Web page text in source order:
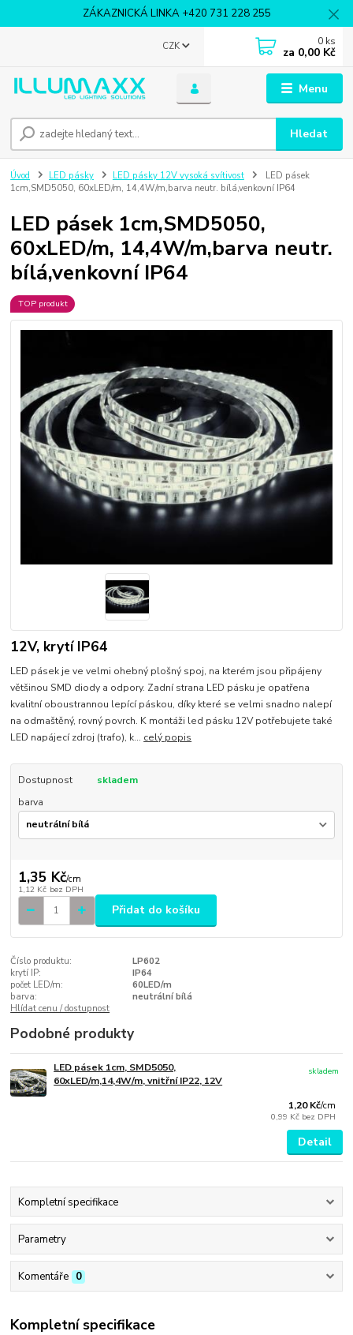
ZÁKAZNICKÁ LINKA +420 731 228 255
Menu
CZK
Hledat
0 ks
za 0,00 Kč
Úvod LED pásky LED pásky 12V vysoká svítivost
LED pásek
1cm,SMD5050, 60xLED/m, 14,4W/m,barva neutr. bílá,venkovní IP64
LED pásek 1cm,SMD5050,
60xLED/m, 14,4W/m,barva neutr.
bílá,venkovní IP64
TOP produkt
12V, krytí IP64
LED pásek je ve velmi ohebný plošný spoj, na kterém jsou připájeny
většinou SMD diody a odpory. Zadní strana LED pásku je opatřena
kvalitní oboustrannou lepící páskou, díky které se velmi snadno nalepí
na odmaštěný, rovný povrch. K montáži led pásku 12V potřebujete také
LED napájecí zdroj (trafo), k... celý popis
Dostupnost
skladem
barva
1,35 Kč/cm
1,12 Kč bez DPH
Přidat do košíku
Číslo produktu:
LP602
krytí IP:
IP64
počet LED/m:
60LED/m
barva:
neutrální bílá
Hlídat cenu / dostupnost
Podobné produkty
LED pásek 1cm, SMD5050,
60xLED/m,14,4W/m, vnitřní IP22, 12V
1,20 Kč/cm
0,99 Kč bez DPH
skladem
Detail
Kompletní specifikace
Parametry
Komentáře 0
Kompletní specifikace